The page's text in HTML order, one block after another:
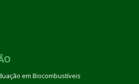
em Biocombustíveis